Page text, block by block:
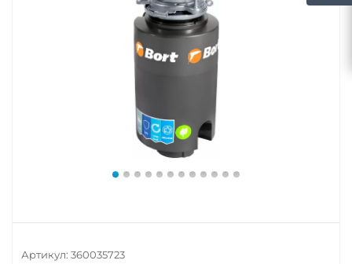
Артикул: 360035723